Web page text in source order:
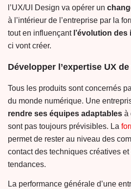
l’UX/UI Design va opérer un
à l’intérieur de l’entreprise par la
tout en influençant l’évolution
ci vont créer.
Développer l’expertise UX
Tous les produits sont concernés
du monde numérique. Une
rendre ses équipes adaptables à
sont pas toujours prévisibles. La
permet de rester au niveau des
contact des techniques créatives
tendances.
La performance générale d’une